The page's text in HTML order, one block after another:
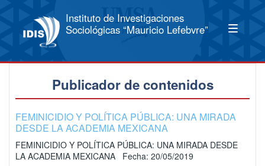
Instituto de Investigaciones
Sociológicas “Mauricio Lefebvre”
Publicador de contenidos
FEMINICIDIO Y POLÍTICA PÚBLICA: UNA MIRADA
DESDE LA ACADEMIA MEXICANA
FEMINICIDIO Y POLÍTICA PÚBLICA: UNA MIRADA DESDE
LA ACADEMIA MEXICANA Fecha: 20/05/2019